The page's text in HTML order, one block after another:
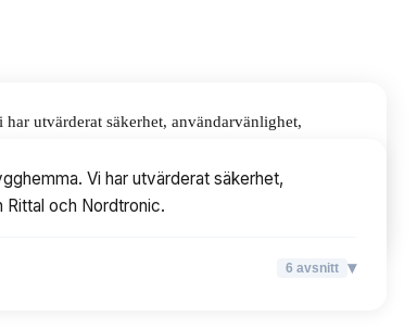
utvärderat säkerhet, användarvänlighet,
Vi har utvärderat säkerhet,
Rittal och Nordtronic.
6 avsnitt ▾